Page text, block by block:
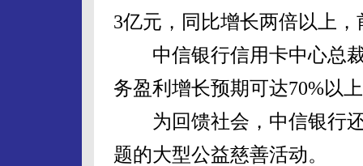
3亿元，同比增长两倍以上
中信银行信用卡中心总裁
务盈利增长预期可达70%以
为回馈社会，中信银行还
题的大型公益慈善活动。